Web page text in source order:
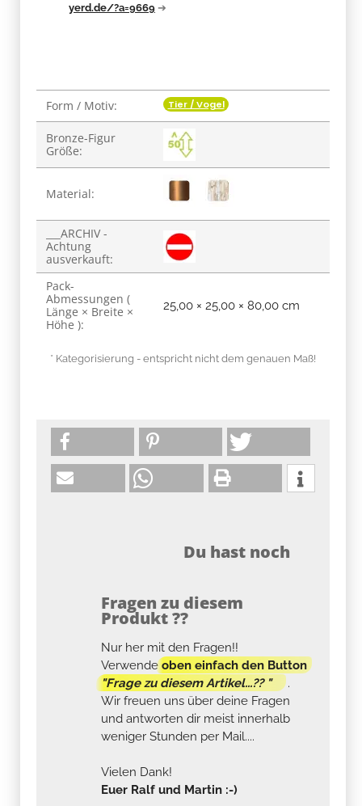
yerd.de/?a=9669 ➔
Produkteigenschaft
Wert
Form / Motiv: Tier / Vogel
Bronze-Figur
Größe:
Material:
___ARCHIV -
Achtung
ausverkauft:
Pack-
Abmessungen (
Länge × Breite ×
Höhe ):
25,00 × 25,00 × 80,00 cm
* Kategorisierung - entspricht nicht dem genauen Maß!
Du hast noch
Fragen zu diesem
Produkt ??
Nur her mit den Fragen!!
Verwendeoben einfach den Button
"Frage zu diesem Artikel...?? "
.
Wir freuen uns über deine Fragen
und antworten dir meist innerhalb
weniger Stunden per Mail....
Vielen Dank!
Euer Ralf und Martin :-)